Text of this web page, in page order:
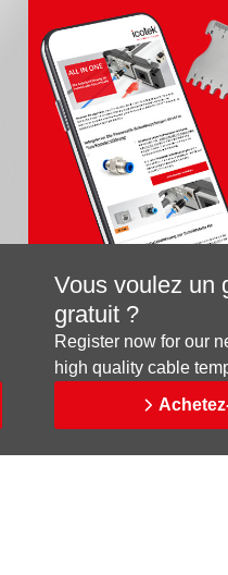
Vous voulez un
gratuit ?
Register now for our
high quality cable